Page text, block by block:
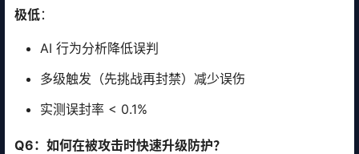
极低：
AI 行为分析降低误判
多级触发（先挑战再封禁）减少误伤
实测误封率 < 0.1%
Q6：如何在被攻击时快速升级防护？